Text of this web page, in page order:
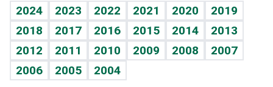
Vida y familia
Eñe
Celebrando la vida
Sin complejos
TBT Deportivo
Guía del dinero
Horóscopos
Crucigramas
2024 2023 2022 2021 2020
2019
2018
2017 2016 2015 2014
2013
2012
2011 2010 2009 2008
2007
2006
2005 2004